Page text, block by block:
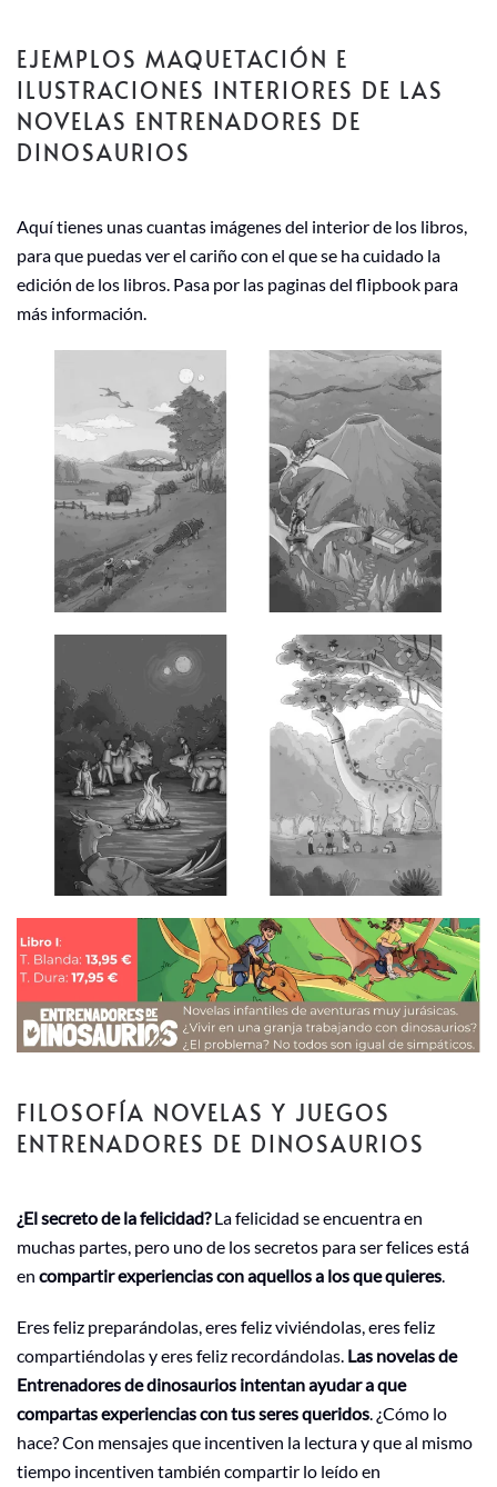
EJEMPLOS MAQUETACIÓN E
ILUSTRACIONES INTERIORES DE LAS
NOVELAS ENTRENADORES DE
DINOSAURIOS
Aquí tienes unas cuantas imágenes del interior de los libros,
para que puedas ver el cariño con el que se ha cuidado la
edición de los libros. Pasa por las paginas del flipbook para
más información.
FILOSOFÍA NOVELAS Y JUEGOS
ENTRENADORES DE DINOSAURIOS
¿El secreto de la felicidad?La felicidad se encuentra en
muchas partes, pero uno de los secretos para ser felices está
en compartir experiencias con aquellos a los que quieres
Eres feliz preparándolas, eres feliz viviéndolas, eres feliz
compartiéndolas y eres feliz recordándolas. Las novelas de
Entrenadores de dinosaurios intentan ayudar a que
compartas experiencias con tus seres queridos . ¿Cómo lo
hace? Con mensajes que incentiven la lectura y que al mismo
tiempo incentiven también compartir lo leído en